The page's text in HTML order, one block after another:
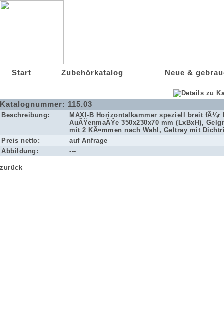
Start Zubehörkatalog Neue &
Katalognummer: 115.03
Beschreibung:
MAXI-B Horizontalkammer speziell breit fÃ¼r
AuÃŸenmaÃŸe 350x230x70 mm (LxBxH),
mit 2 KÃ¤mmen nach Wahl, Geltray mit
Preis netto:
auf Anfrage
Abbildung:
---
zurück